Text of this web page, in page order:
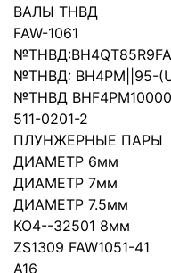
ВАЛЫ ТНВД
FAW-1061
№ТНВД: BH4PM||95-
№ТНВД
511-0201-2
ПЛУНЖЕРНЫЕ ПАРЫ
ДИАМЕТР 6мм
ДИАМЕТР 7мм
ДИАМЕТР 7.5мм
КО4--32501 8мм
ZS1309 FAW1051-41
A16